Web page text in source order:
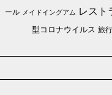
ール メイドイングアム レスト
型コロナウイルス 旅行